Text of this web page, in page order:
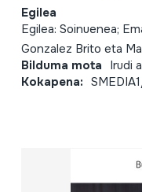
Egilea
Egilea: Soinuenea;
Gonzalez Brito eta
Bilduma mota Irudi
Kokapena: